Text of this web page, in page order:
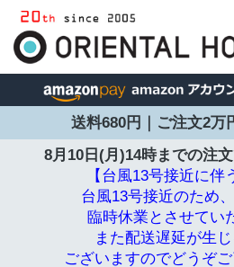
送料680円｜ご注文2万
8月10日(月)14時までの注
【台風13号接近に伴
台風13号接近のため
臨時休業とさせてい
また配送遅延が生
ございますのでどうぞご